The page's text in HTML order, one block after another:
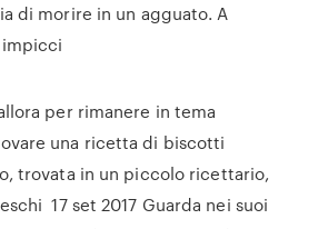
di morire in un agguato. A
per rimanere in tema
una ricetta di biscotti
trovata in un piccolo ricettario,
17 set 2017 Guarda nei suoi